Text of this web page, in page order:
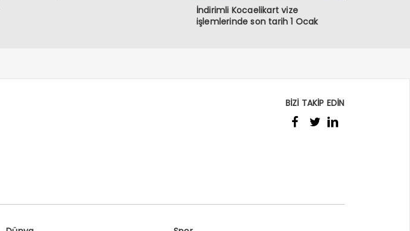
İndirimli Kocaelikart vize
işlemlerinde son tarih 1 Ocak
BİZİ TAKİP EDİN